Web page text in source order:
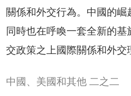
關係和外交行為。中國的
同時也在呼喚一套全新的
交政策之上國際關係和外交
中國、美國和其他 二之二